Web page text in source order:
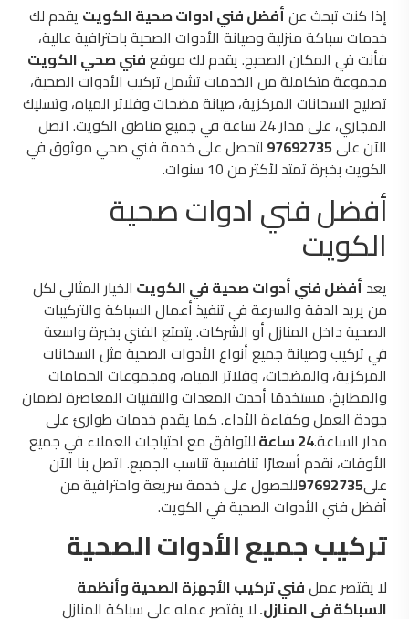
إذا كنت تبحث عنأفضل فني ادوات صحية الكويت يقدم لك
خدمات سباكة منزلية وصيانة الأدوات الصحية باحترافية عالية،
فأنت في المكان الصحيح. يقدم لك موقعفني صحي الكويت
مجموعة متكاملة من الخدمات تشمل تركيب الأدوات الصحية،
تصليح السخانات المركزية، صيانة مضخات وفلاتر المياه، وتسليك
المجاري، على مدار 24 ساعة في جميع مناطق الكويت. اتصل
الآن على97692735 لتحصل على خدمة فني صحي موثوق في
الكويت بخبرة تمتد لأكثر من 10 سنوات.
أفضل فني ادوات صحية
الكويت
يعد أفضل فني أدوات صحية في الكويت الخيار المثالي لكل
من يريد الدقة والسرعة في تنفيذ أعمال السباكة والتركيبات
الصحية داخل المنازل أو الشركات. يتمتع الفني بخبرة واسعة
في تركيب وصيانة جميع أنواع الأدوات الصحية مثل السخانات
المركزية، والمضخات، وفلاتر المياه، ومجموعات الحمامات
والمطابخ، مستخدمًا أحدث المعدات والتقنيات المعاصرة لضمان
جودة العمل وكفاءة الأداء. كما يقدم خدمات طوارئ على
مدار الساعة.24 ساعة
للتوافق مع احتياجات العملاء في جميع
الأوقات، نقدم أسعارًا تنافسية تناسب الجميع. اتصل بنا الآن
على97692735للحصول على خدمة سريعة واحترافية من
أفضل فني الأدوات الصحية في الكويت.
تركيب جميع الأدوات الصحية
لا يقتصر عملفني تركيب الأجهزة الصحية وأنظمة
السباكة في المنازل.لا يقتصر عمله على سباكة المنازل